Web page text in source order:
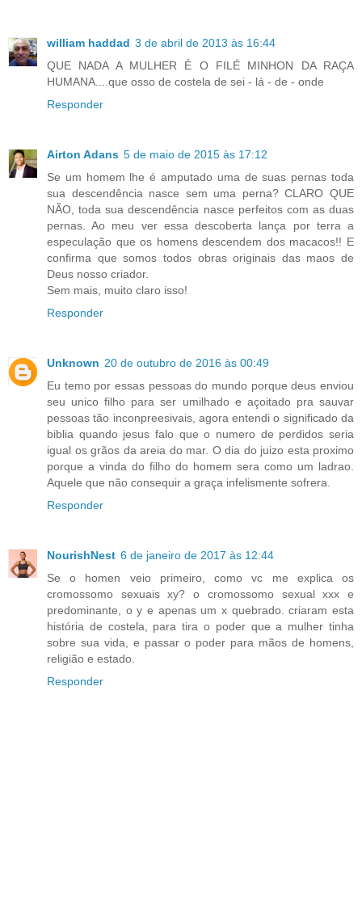
william haddad 3 de abril de 2013 às 16:44
QUE NADA A MULHER É O FILÉ MINHON DA RAÇA
HUMANA....que osso de costela de sei - lá - de - onde
Responder
Airton Adans 5 de maio de 2015 às 17:12
Se um homem lhe é amputado uma de suas pernas toda
sua descendência nasce sem uma perna? CLARO QUE
NÃO, toda sua descendência nasce perfeitos com as duas
pernas. Ao meu ver essa descoberta lança por terra a
especulação que os homens descendem dos macacos!! E
confirma que somos todos obras originais das maos de
Deus nosso criador.
Sem mais, muito claro isso!
Responder
Unknown 20 de outubro de 2016 às 00:49
Eu temo por essas pessoas do mundo porque deus enviou
seu unico filho para ser umilhado e açoitado pra sauvar
pessoas tão inconpreesivais, agora entendi o significado da
biblia quando jesus falo que o numero de perdidos seria
igual os grãos da areia do mar. O dia do juizo esta proximo
porque a vinda do filho do homem sera como um ladrao.
Aquele que não consequir a graça infelismente sofrera.
Responder
NourishNest 6 de janeiro de 2017 às 12:44
Se o homen veio primeiro, como vc me explica os
cromossomo sexuais xy? o cromossomo sexual xxx e
predominante, o y e apenas um x quebrado. criaram esta
história de costela, para tira o poder que a mulher tinha
sobre sua vida, e passar o poder para mãos de homens,
religião e estado.
Responder